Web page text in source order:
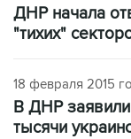
ДНР начала
"тихих"
18 февраля 2015
В ДНР
тысячи